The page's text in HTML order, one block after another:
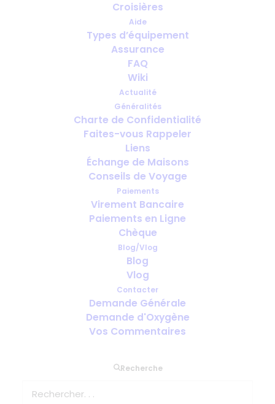
Croisières
Aide
Types d’équipement
Assurance
FAQ
Wiki
Actualité
Généralités
Charte de Confidentialité
Faites-vous Rappeler
Liens
Échange de Maisons
Conseils de Voyage
Paiements
Virement Bancaire
Paiements en Ligne
Chèque
Blog/Vlog
Blog
Vlog
Contacter
Demande Générale
Demande d'Oxygène
Vos Commentaires
Recherche
Combien de temps à l’avance faut-
il prévoir l’oxygène pour le voyage ?